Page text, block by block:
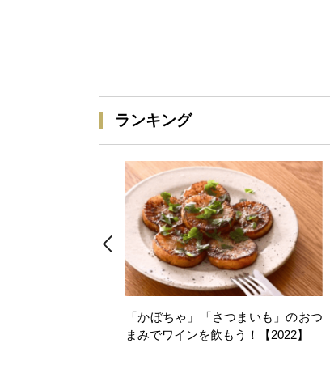
ランキング
「かぼちゃ」「さつまいも」のおつ
まみでワインを飲もう！【2022】